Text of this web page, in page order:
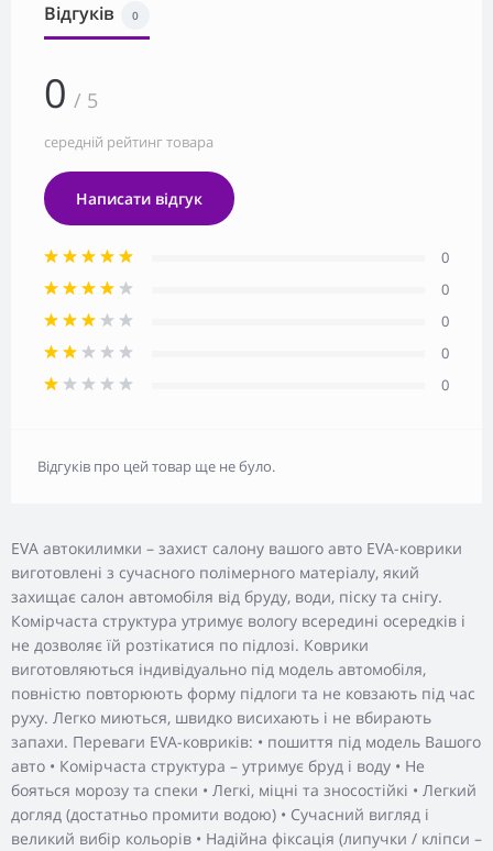
EVA автокилимки – захист салону вашого авто EVA-коврики
виготовлені з сучасного полімерного матеріалу, який
захищає салон автомобіля від бруду, води, піску та снігу.
Комірчаста структура утримує вологу всередині осередків і
не дозволяє їй розтікатися по підлозі. Коврики
виготовляються індивідуально під модель автомобіля,
повністю повторюють форму підлоги та не ковзають під час
руху. Легко миються, швидко висихають і не вбирають
запахи. Переваги EVA-ковриків: • пошиття під модель Вашого
авто • Комірчаста структура – утримує бруд і воду • Не
бояться морозу та спеки • Легкі, міцні та зносостійкі • Легкий
догляд (достатньо промити водою) • Сучасний вигляд і
великий вибір кольорів • Надійна фіксація (липучки / кліпси –
Відгуків 0
0 / 5
середній рейтинг товара
Написати відгук
0
0
0
0
0
Відгуків про цей товар ще не було.